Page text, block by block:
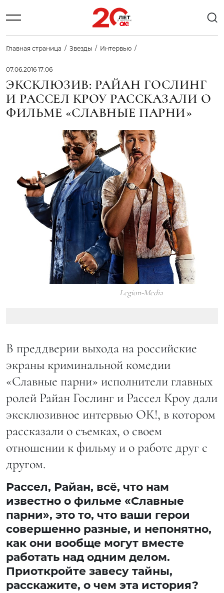
Главная страница Звезды Интервью
07.06.2016 17:06
ЭКСКЛЮЗИВ: РАЙАН ГОСЛИНГ
И РАССЕЛ КРОУ РАССКАЗАЛИ О
ФИЛЬМЕ «СЛАВНЫЕ ПАРНИ»
Legion-Media
В преддверии выхода на российские
экраны криминальной комедии
«Славные парни» исполнители главных
ролей Райан Гослинг и Рассел Кроу дали
эксклюзивное интервью ОК!, в котором
рассказали о съемках, о своем
отношении к фильму и о работе друг с
другом.
Рассел, Райан, всё, что нам
известно о фильме «Славные
парни», это то, что ваши герои
совершенно разные, и непонятно,
как они вообще могут вместе
работать над одним делом.
Приоткройте завесу тайны,
расскажите, о чем эта история?